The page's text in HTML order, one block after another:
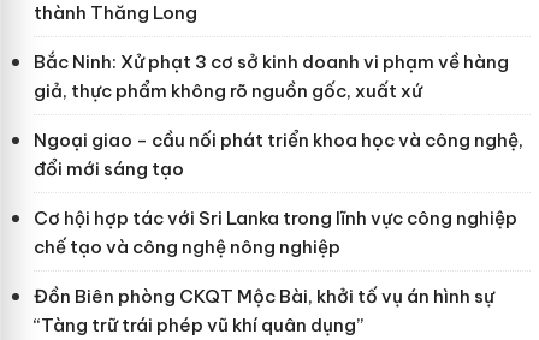
thành Thăng Long
Bắc Ninh: Xử phạt 3 cơ sở kinh doanh vi phạm về hàng
giả, thực phẩm không rõ nguồn gốc, xuất xứ
Ngoại giao - cầu nối phát triển khoa học và công nghệ,
đổi mới sáng tạo
Cơ hội hợp tác với Sri Lanka trong lĩnh vực công nghiệp
chế tạo và công nghệ nông nghiệp
Đồn Biên phòng CKQT Mộc Bài, khởi tố vụ án hình sự
“Tàng trữ trái phép vũ khí quân dụng”